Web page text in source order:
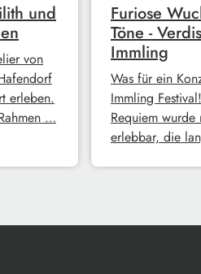
und
von
erleben.
…
Furiose
Töne -
Immling
Was für ein
Immling
Requiem wurde
erlebbar, die